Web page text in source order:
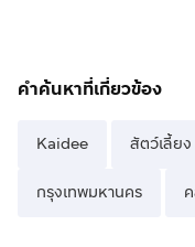
คำค้นหาที่เกี่ยวข้อง
Kaidee สัตว์เลี้ยง
กรุงเทพมหานคร